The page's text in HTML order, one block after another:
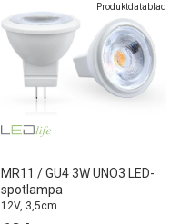
Produktdatablad
MR11 / GU4 3W UNO3 LED-
spotlampa
12V, 3,5cm